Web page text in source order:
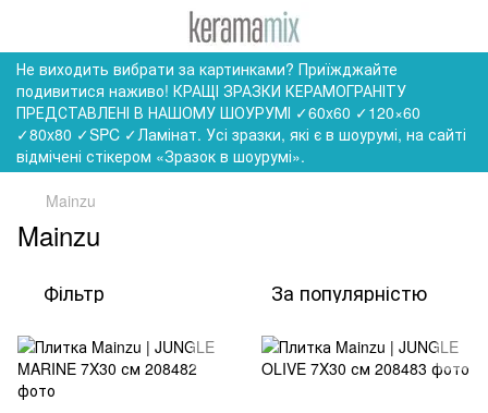
Не виходить вибрати за картинками? Приїжджайте
подивитися наживо! КРАЩІ ЗРАЗКИ КЕРАМОГРАНІТУ
ПРЕДСТАВЛЕНІ В НАШОМУ ШОУРУМІ ✓60x60 ✓120×60
✓80x80 ✓SPC ✓Ламінат. Усі зразки, які є в шоурумі, на сайті
відмічені стікером «Зразок в шоурумі».
Mainzu
Mainzu
Фільтр За популярністю